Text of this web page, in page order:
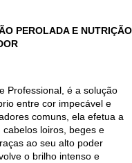
PEROLADA E NUTRIÇÃO
Professional, é a solução
entre cor impecável e
comuns, ela efetua a
loiros, beges e
ao seu alto poder
o brilho intenso e